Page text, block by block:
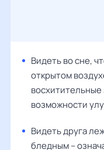
Видеть во сне,
открытом
возможности
Видеть друга
бледным –